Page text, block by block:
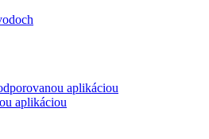
aplikáciou
aplikáciou